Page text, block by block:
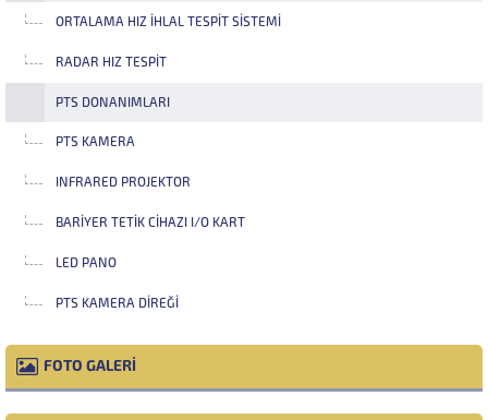
ORTALAMA HIZ İHLAL TESPIT SISTEMI
RADAR HIZ TESPIT
PTS DONANIMLARI
PTS KAMERA
INFRARED PROJEKTOR
BARIYER TETIK CIHAZI I/O KART
LED PANO
PTS KAMERA DIREĞI
FOTO GALERİ